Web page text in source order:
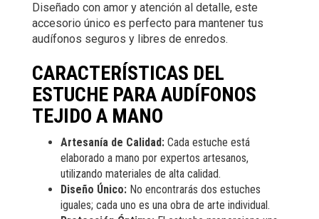
Diseñado con amor y atención al detalle, este
accesorio único es perfecto para mantener tus
audífonos seguros y libres de enredos.
CARACTERÍSTICAS DEL
ESTUCHE PARA AUDÍFONOS
TEJIDO A MANO
Artesanía de Calidad: Cada estuche está
elaborado a mano por expertos artesanos,
utilizando materiales de alta calidad.
Diseño Único: No encontrarás dos estuches
iguales; cada uno es una obra de arte individual.